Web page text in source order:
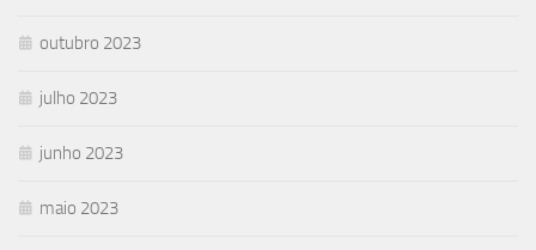
outubro 2023
julho 2023
junho 2023
maio 2023